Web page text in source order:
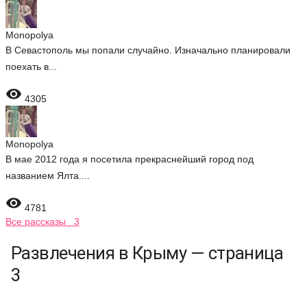
Monopolya
В Севастополь мы попали случайно. Изначально планировали
поехать в...
 4305
Monopolya
В мае 2012 года я посетила прекраснейший город под
названием Ялта....
 4781
Все рассказы 3
Развлечения в Крыму — страница
3